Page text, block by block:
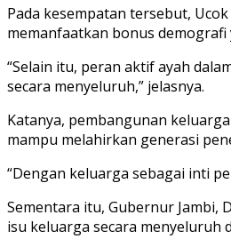
Pada kesempatan tersebut,
memanfaatkan bonus
“Selain itu, peran aktif ayah
secara menyeluruh,” jelasnya.
Katanya, pembangunan
mampu melahirkan generasi
“Dengan keluarga sebagai inti
Sementara itu, Gubernur Jambi,
isu keluarga secara menyeluruh